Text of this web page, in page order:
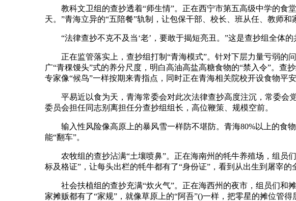
教科文卫组的查抄透着“师生情”。正在西宁市第五高级中学的食
天。”青海立异的“五陪餐”轨制，让包保干部、校长、班从任、教师
“法律查抄不克不及当‘老’，要敢于揭短亮丑。”这是查抄组全体的
正在监管落实上，查抄组打制“青海模式”。针对下层力量亏弱的
广“青稞馒头”式的养分尺度，明白高油高盐高糖食物的“禁入令”。查
专家像“候鸟”一样按期来青指点，同时正在青海相关院校开设食物平安
平易近以食为天，青海常委会对此次法律查抄高度注沉，常委会
委员会担任同志别离担任分查抄组组长，高位鞭策、规模空前。
输入性风险像高原上的暴风雪一样防不堪防。青海80%以上的食
能“翻车”。
农牧组的查抄沾满“土壤喷鼻”。正在海南州的牦牛养殖场，组员
标及格证”，让每头出栏的牦牛都有了“身份证”，看到从出生到屠宰的
社会扶植组的查抄充满“炊火气”。正在海西州的夜市，组员们和摊
家摊贩都有了“家规”，就像草原上的“阿吾”()一样，把零星的摊位管得